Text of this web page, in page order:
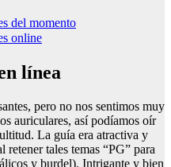
del momento
online
línea
pero no nos sentimos muy
auriculares, así podíamos oír
La guía era atractiva y
tales temas “PG” para
y burdel). Intrigante y bien